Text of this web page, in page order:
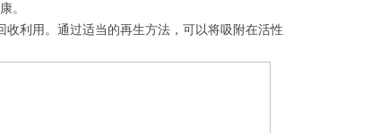
。
利用。通过适当的再生方法，可以将吸附在活性